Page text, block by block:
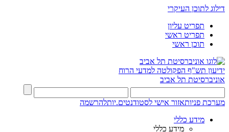
דילוג לתוכן העיקרי
תפריט עליון
תפריט ראשי
תוכן ראשי
ידיעון תש"ף הפקולטה למדעי הרוח
אוניברסיטת תל אביב
מערכת פניותאזור אישי לסטודנטים.יותלהרשמה
מידע כללי
מידע כללי